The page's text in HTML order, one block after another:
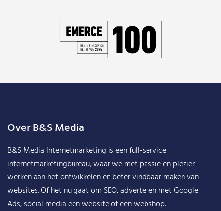
Over B&S Media
B&S Media Internetmarketing is een full-service
internetmarketingbureau, waar we met passie en plezier
werken aan het ontwikkelen en beter vindbaar maken van
websites. Of het nu gaat om SEO, adverteren met Google
Ads, social media een website of een webshop.